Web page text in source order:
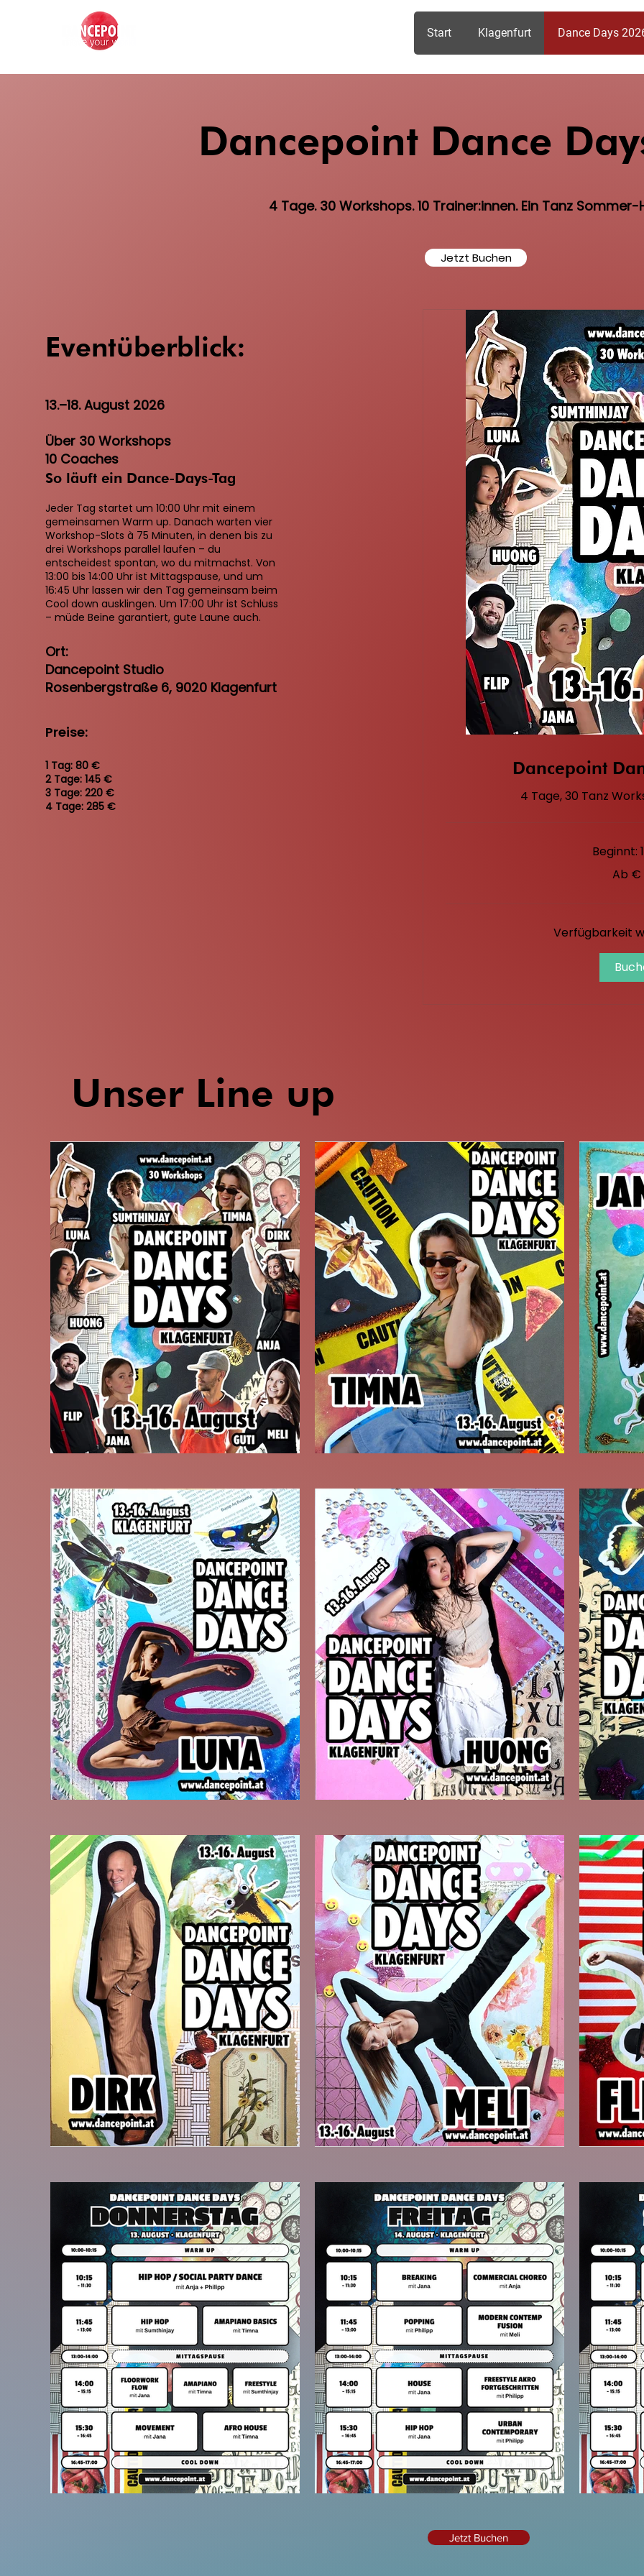
Start Klagenfurt Dance Days
Dancepoint Dance
4 Tage. 30 Workshops. 10 Trainer:innen. Ein Tanz Sommer-
Jetzt Buchen
Eventüberblick:
13.–18. August 2026
Über 30 Workshops
10 Coaches
So läuft ein Dance-Days-Tag
Jeder Tag startet um 10:00 Uhr mit einem
gemeinsamen Warm up. Danach warten vier
Workshop-Slots à 75 Minuten, in denen bis zu
drei Workshops parallel laufen – du
entscheidest spontan, wo du mitmachst. Von
13:00 bis 14:00 Uhr ist Mittagspause, und um
16:45 Uhr lassen wir den Tag gemeinsam beim
Cool down ausklingen. Um 17:00 Uhr ist Schluss
– müde Beine garantiert, gute Laune auch.
Ort:
Dancepoint Studio
Rosenbergstraße 6, 9020 Klagenfurt
Preise:
1 Tag: 80 €
2 Tage: 145 €
3 Tage: 220 €
4 Tage: 285 €
Dancepoint
4 Tage, 30 Tanz
Beginnt:
Ab €
Verfügbarkeit
Unser Line up
Jetzt Buchen